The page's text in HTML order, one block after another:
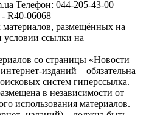
Телефон: 044-205-43-00
R40-06068
размещённых на
условии ссылки на
со страницы «Новости
изданий – обязательна
систем гиперссылка.
в независимости от
использования материалов.